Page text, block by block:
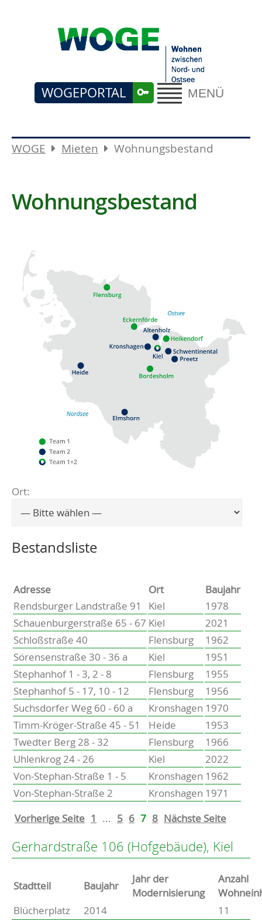
MENÜ
WOGEPORTAL
WOGE Mieten Wohnungsbestand
Wohnungsbestand
Eckernförde
Heikendorf
Kronshagen
Schwentinental
Preetz
Heide
Bordesholm
Elmshorn
Ort:
Wählen Sie einen Ort, um zur entsprechenden Seite
Bestandsliste
Adresse Ort
Baujahr
Rendsburger Landstraße 91
Kiel
1978
Schauenburgerstraße 65 - 67 Kiel
2021
Schloßstraße 40
Flensburg
1962
Sörensenstraße 30 - 36 a
Kiel
1951
Stephanhof 1 - 3, 2 - 8
Flensburg
1955
Stephanhof 5 - 17, 10 - 12
Flensburg
1956
Suchsdorfer Weg 60 - 60 a
Kronshagen 1970
Timm-Kröger-Straße 45 - 51
Heide
1953
Twedter Berg 28 - 32
Flensburg
1966
Uhlenkrog 24 - 26
Kiel
2022
Von-Stephan-Straße 1 - 5
Kronshagen 1962
Von-Stephan-Straße 2
Kronshagen 1971
Vorherige Seite 1 ... 5 6 7 8 Nächste Seite
Gerhardstraße 106 (Hofgebäude), Kiel
Stammdaten
Basisdaten zur Immobilie
Stadtteil Baujahr
Jahr der
Modernisierung
Anzahl
Blücherplatz
2014 11